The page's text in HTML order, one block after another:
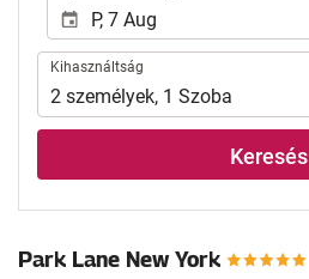
Kihasználtság
Kihasználtság
2 személyek, 1 Szoba
Keresés
Park Lane New York